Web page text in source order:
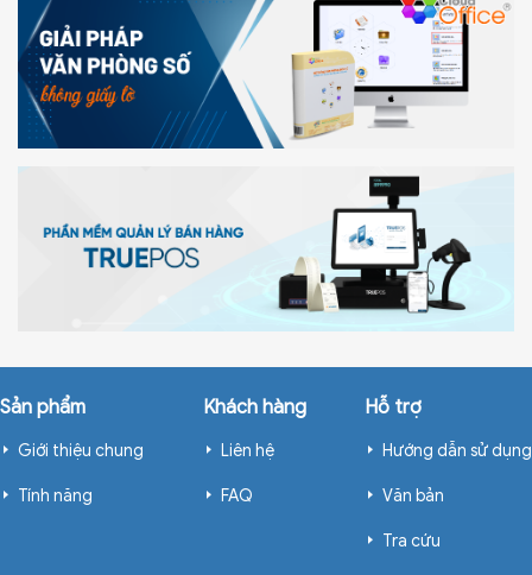
Sản phẩm
Giới thiệu chung
Tính năng
Khách hàng
Liên hệ
FAQ
Hỗ trợ
Hướng dẫn sử dụng
Văn bản
Tra cứu